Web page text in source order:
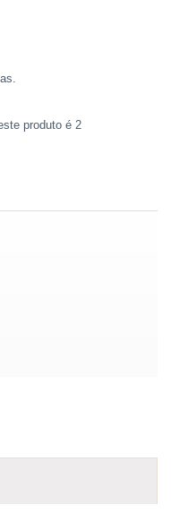
produto é 2